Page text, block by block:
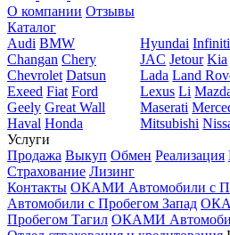
О компании Отзывы
Каталог
Audi BMW
Changan Chery
Chevrolet Datsun
Exeed Fiat Ford
Geely Great Wall
Haval Honda
Hyundai Infiniti
JAC Jetour Kia
Lada Land
Lexus Li
Maserati
Mitsubishi
Услуги
Продажа Выкуп Обмен Реализация
Страхование Лизинг
Контакты ОКАМИ Автомобили с
Автомобили с Пробегом Запад
Пробегом Тагил ОКАМИ